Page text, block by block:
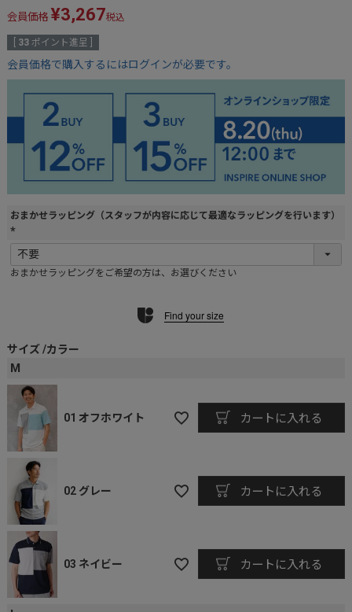
会員価格 ¥3,267税込
33 ポイント進呈 ]
会員価格で購入するにはログインが必要です。
おまかせラッピング（スタッフが内容に応じて最適なラッピングを行います）
(
須
おまかせラッピングをご希望の方は、お選びください
Find your size
サイズ カラー
M
01 オフホワイト カートに入れる
02 グレー カートに入れる
03 ネイビー カートに入れる